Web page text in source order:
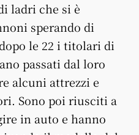
ladri che si è
sperando di
le 22 i titolari di
passati dal loro
alcuni attrezzi e
Sono poi riusciti a
in auto e hanno